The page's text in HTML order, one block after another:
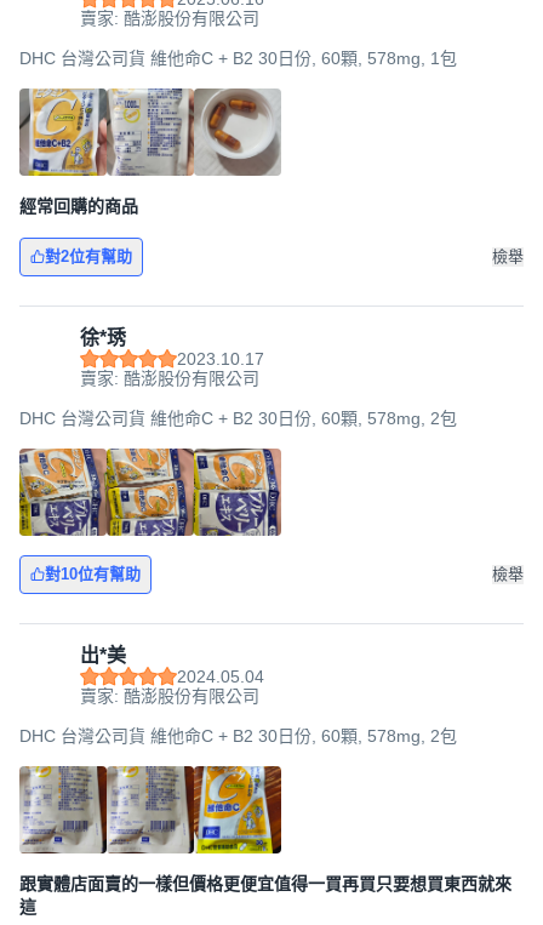
賣家: 酷澎股份有限公司
DHC 台灣公司貨 維他命C + B2 30日份, 60顆, 578mg, 1包
經常回購的商品
對2位有幫助 檢舉
徐*琇
2023.10.17
賣家: 酷澎股份有限公司
DHC 台灣公司貨 維他命C + B2 30日份, 60顆, 578mg, 2包
對10位有幫助 檢舉
出*美
2024.05.04
賣家: 酷澎股份有限公司
DHC 台灣公司貨 維他命C + B2 30日份, 60顆, 578mg, 2包
跟實體店面賣的一樣但價格更便宜值得一買再買只要想買東西就來
這